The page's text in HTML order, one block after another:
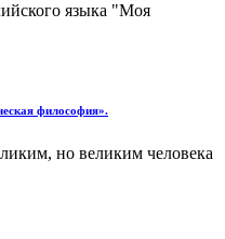
языка "Моя
философия».
но великим человека